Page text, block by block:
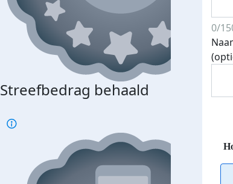
Streefbedrag behaald
0/